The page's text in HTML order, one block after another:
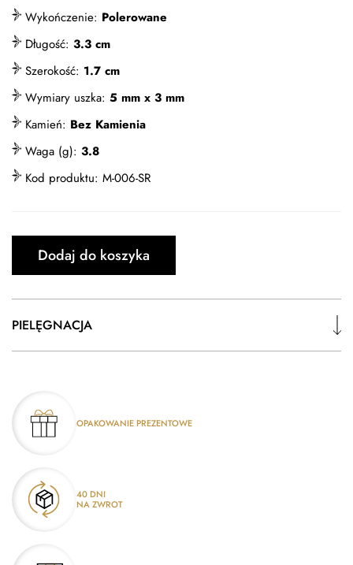
Wykończenie: Polerowane
Długość: 3.3 cm
Szerokość: 1.7 cm
Wymiary uszka: 5 mm x 3 mm
Kamień: Bez Kamienia
Waga (g): 3.8
Kod produktu: M-006-SR
Dodaj do koszyka
PIELĘGNACJA
OPAKOWANIE PREZENTOWE
40 DNI
NA ZWROT